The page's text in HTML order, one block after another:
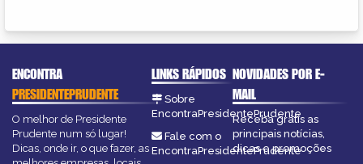
ENCONTRA
PRESIDENTEPRUDENTE
O melhor de Presidente
Prudente num só lugar!
Dicas, onde ir, o que fazer, as
LINKS RÁPIDOS
Sobre
EncontraPresidentePrudente
Fale com o
EncontraPresidentePrudente
NOVIDADES POR E-
MAIL
Receba grátis as
principais notícias,
dicas e promoções